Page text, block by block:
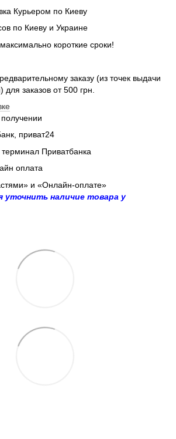
Курьером по Киеву
по Киеву и Украине
короткие сроки!
заказу (из точек выдачи
для заказов от 500 грн.
приват24
терминал Приватбанка
оплата
и «Онлайн-оплате»
уточнить наличие товара у